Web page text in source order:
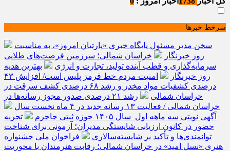
سرخط خبرها
سخن مدیر مسئول پایگاه خبری «پارتیان امروز»، به مناسبت
روز خبرنگار
خراسان شمالی؛ سرزمین فرصت‌های طلایی
سرمایه‌گذاری و قطب آینده تولید، تجارت و انرژی
بهترین هدیه
روز خبرنگار
امنیت مردم خط قرمز پلیس است/ افزایش ۴۳
درصدی کشفیات مواد مخدر و رشد ۶۸ درصدی کشف سرقت در
خراسان شمالی
رشد ۲۱ درصدی صدور مجوز رسانه‌ها در
خراسان شمالی / فعالیت ۱۳ رسانه جدید در ۴ ماه نخست سال
آگهی نوبتی سه ماهه اول سال ۱۴۰۵ حوزه ثبتی جاجرم
تجربه
حضور در کانون ارزیابی شایستگی مدیران؛ آزمونی برای شناخت
توانمندی‌ها و تأکید بر شایسته‌سالاری
فراخوان ملی جشنواره
هنری «نسل امید» در خراسان شمالی؛ رقابت هنرمندان با محوریت